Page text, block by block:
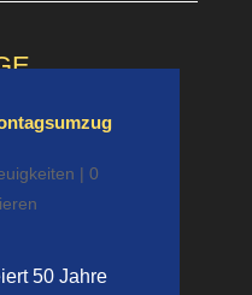
| 0
50 Jahre